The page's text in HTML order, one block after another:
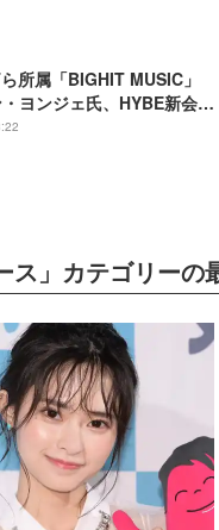
所属「BIGHIT MUSIC」
ヨンジェ氏、HYBE新会社
任
ス」カテゴリーの